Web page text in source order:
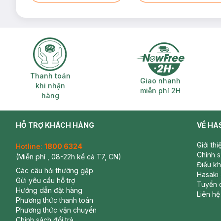
Thanh toán khi nhận hàng
Thanh toán
khi nhận
hàng
Giao nhanh
Giao nhanh
miễn phí 2H
HỖ TRỢ KHÁCH HÀNG
Hotline: 1800 6324
(Miễn phí , 08-22h kể cả T7, CN)
Các câu hỏi thường gặp
Gửi yêu cầu hỗ trợ
Hướng dẫn đặt hàng
Phương thức thanh toán
Phương thức vận chuyển
VỀ
Giới
Chính
Điều
Hasaki
Tuyển
Liên hệ